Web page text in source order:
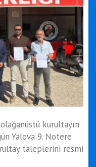
kurultayın
Yalova 9. Notere
taleplerini resmi